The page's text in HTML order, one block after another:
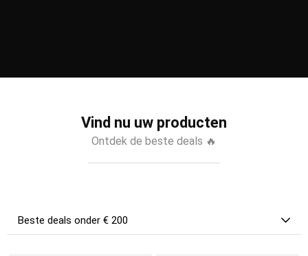
Vind nu uw producten
Ontdek de beste deals 🔥
Beste deals onder € 200